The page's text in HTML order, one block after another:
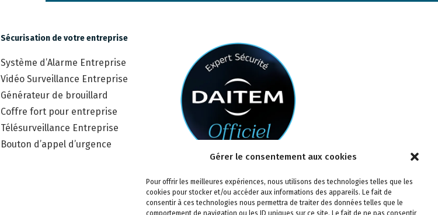
Gérer le consentement aux cookies
Pour offrir les meilleures expériences, nous utilisons des technologies telles que les
cookies pour stocker et/ou accéder aux informations des appareils. Le fait de
consentir à ces technologies nous permettra de traiter des données telles que le
comportement de navigation ou les ID uniques sur ce site. Le fait de ne pas consentir
Sécurisation de votre entreprise
Système d’Alarme Entreprise
Vidéo Surveillance Entreprise
Générateur de brouillard
Coffre fort pour entreprise
Télésurveillance Entreprise
Bouton d’appel d’urgence